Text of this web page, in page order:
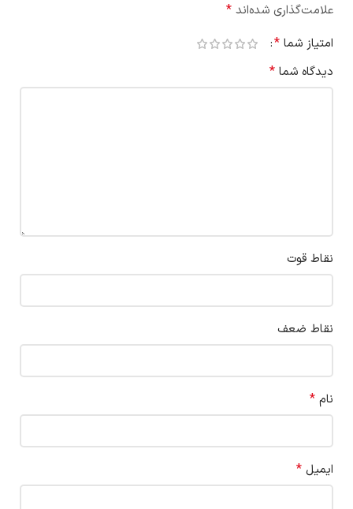
علامت‌گذاری شده‌اند *
امتیاز شما *
دیدگاه شما *
نقاط قوت
نقاط ضعف
نام *
ایمیل *